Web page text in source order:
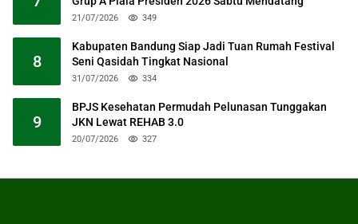
21/07/2026 349
8
Kabupaten Bandung Siap Jadi Tuan Rumah Festival
Seni Qasidah Tingkat Nasional
31/07/2026 334
9
BPJS Kesehatan Permudah Pelunasan Tunggakan
JKN Lewat REHAB 3.0
20/07/2026 327